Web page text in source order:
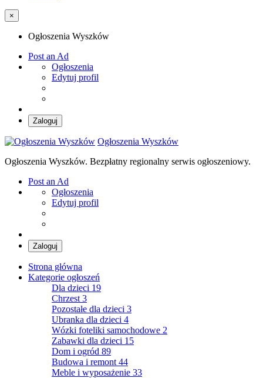
×
Ogłoszenia Wyszków
Post an Ad
Ogłoszenia
Edytuj profil
Zaloguj
Ogłoszenia Wyszków
Ogłoszenia Wyszków. Bezpłatny regionalny serwis ogłoszeniowy.
Post an Ad
Ogłoszenia
Edytuj profil
Zaloguj
Strona główna
Kategorie ogłoszeń
Dla dzieci 19
Chrzest 3
Pozostałe dla dzieci 3
Ubranka dla dzieci 4
Wózki foteliki samochodowe 2
Zabawki dla dzieci 15
Dom i ogród 89
Budowa i remont 44
Meble i wyposażenie 33